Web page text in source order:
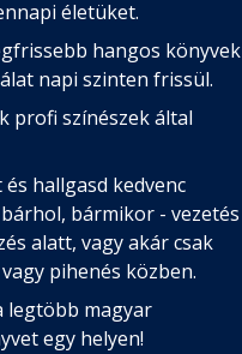
életüket.
hangos könyvek
napi szinten frissül.
profi színészek által
hallgasd kedvenc
bármikor - vezetés
alatt, vagy akár csak
pihenés közben.
legtöbb magyar
egy helyen!